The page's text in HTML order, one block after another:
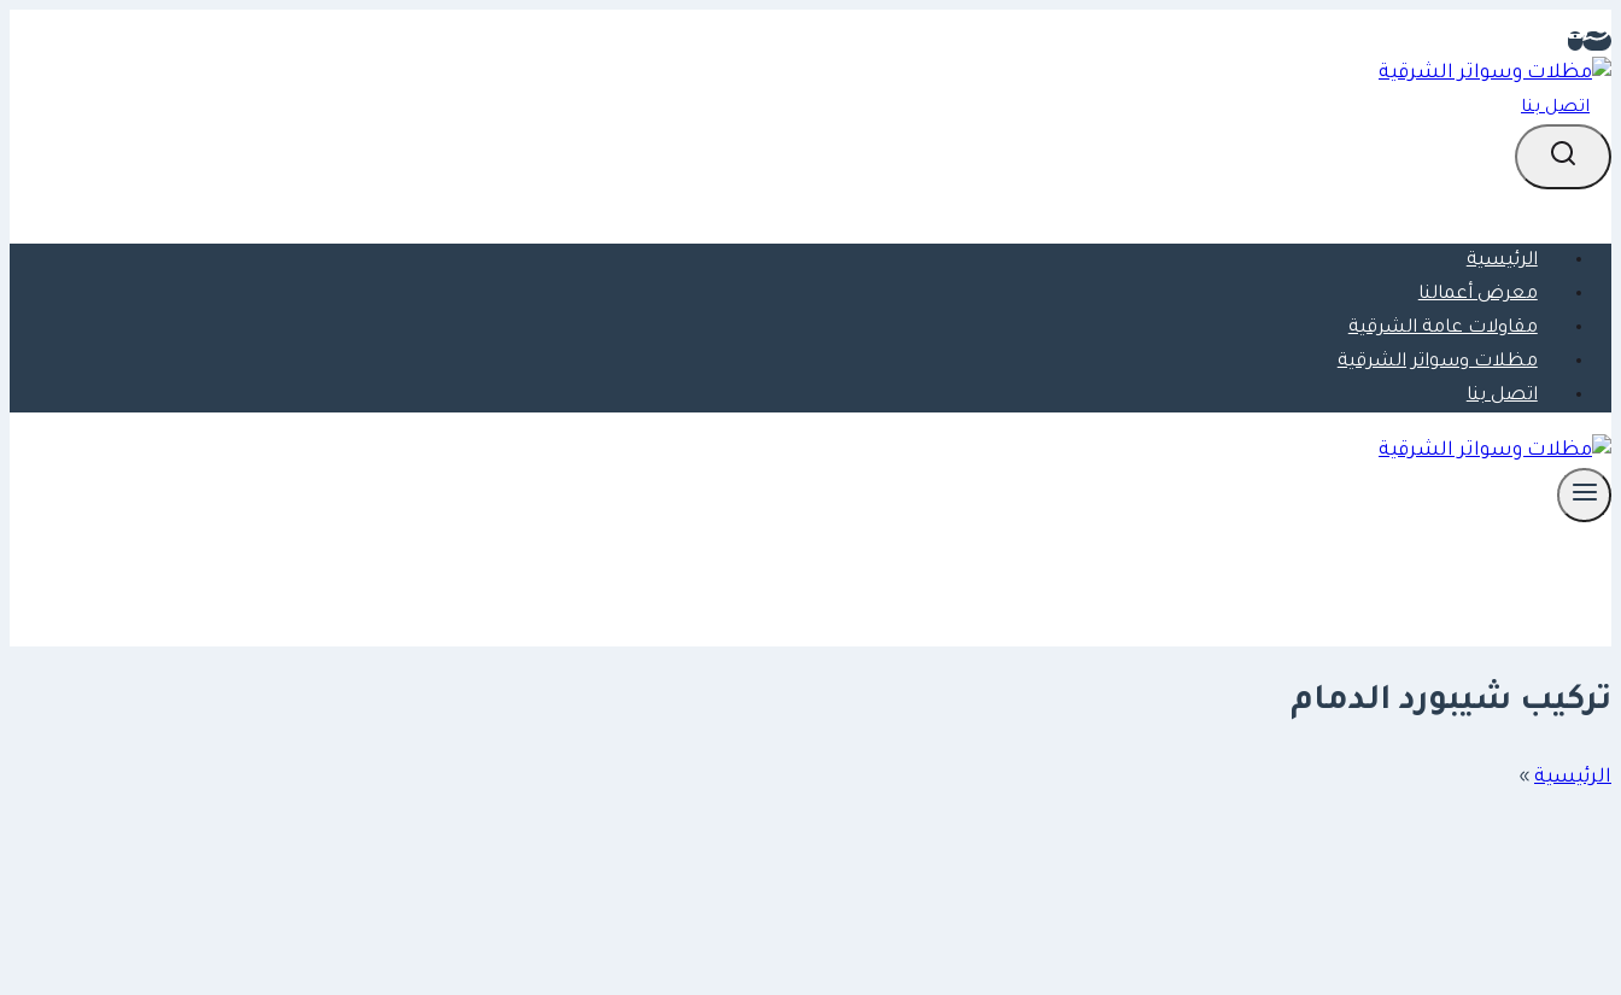
إلى
اتصل بنا
الرئيسية
معرض أعمالنا
مقاولات عامة الشرقية
مظلات وسواتر الشرقية
اتصل بنا
تركيب شيبورد الدمام
الرئيسية »